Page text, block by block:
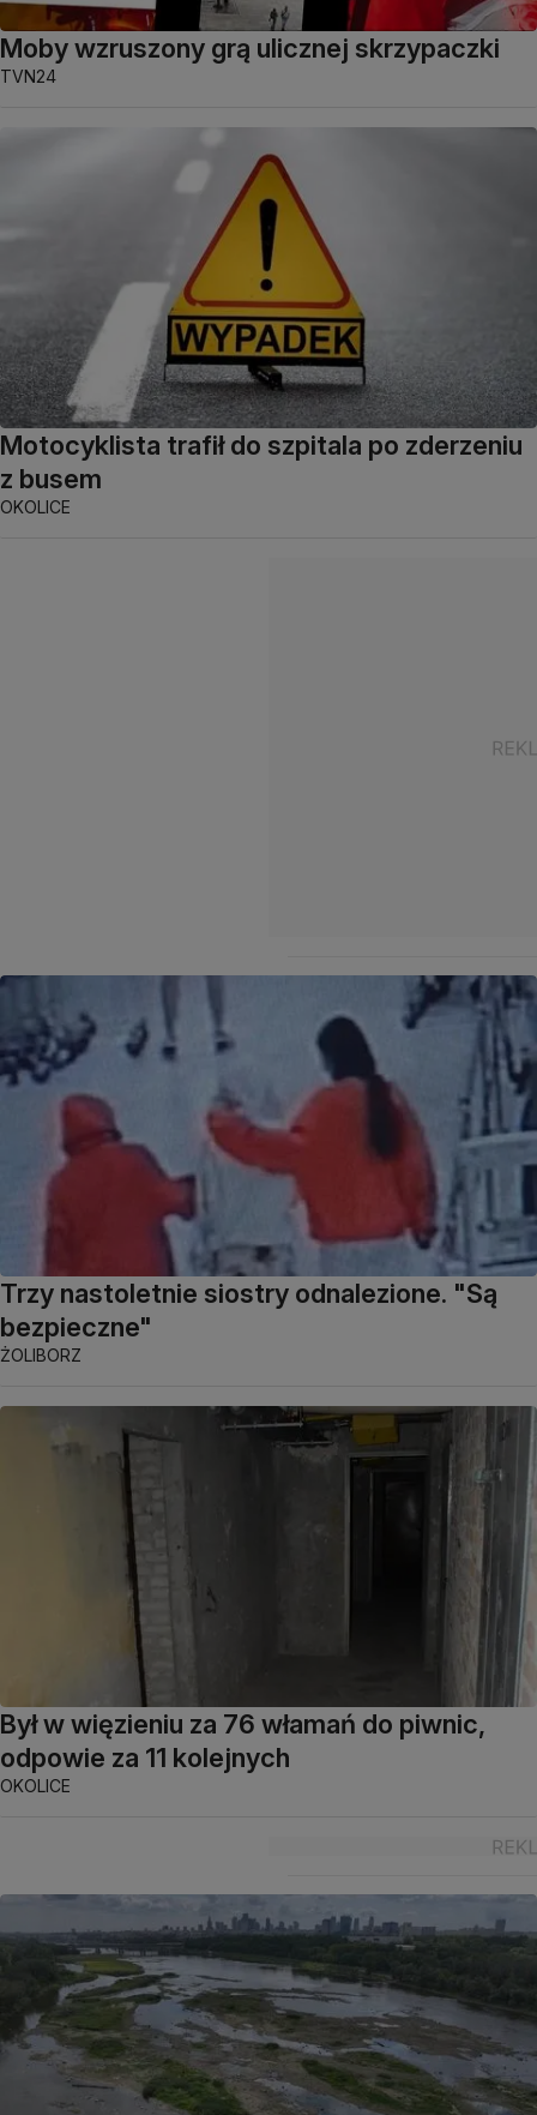
Moby wzruszony grą ulicznej skrzypaczki
TVN24
Motocyklista trafił do szpitala po zderzeniu
z busem
OKOLICE
Trzy nastoletnie siostry odnalezione. "Są
bezpieczne"
ŻOLIBORZ
Był w więzieniu za 76 włamań do piwnic,
odpowie za 11 kolejnych
OKOLICE